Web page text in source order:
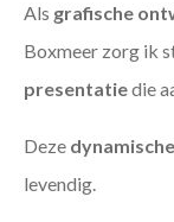
Als grafische
Boxmeer zorg ik
presentatiedie
Deze
levendig.